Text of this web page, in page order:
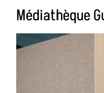
Médiathèque